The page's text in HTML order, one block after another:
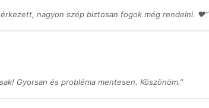
nagyon szép biztosan fogok még rendelni. ❤️”
Gyorsan és probléma mentesen. Köszönöm.”